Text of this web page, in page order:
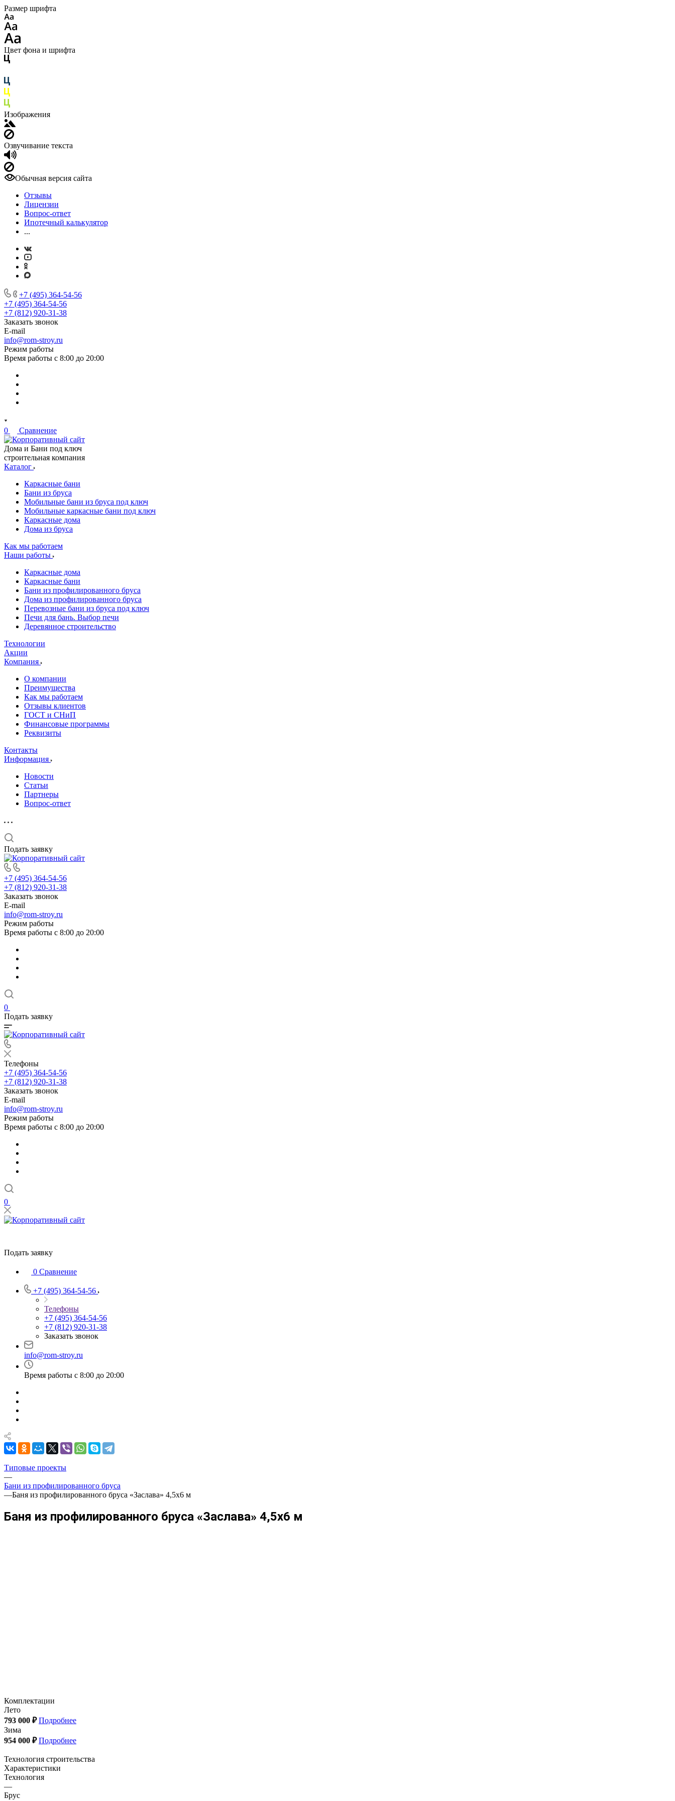
Размер шрифта
Цвет фона и шрифта
Изображения
Озвучивание текста
Обычная версия сайта
Отзывы
Лицензии
Вопрос-ответ
Ипотечный калькулятор
...
+7 (495) 364-54-56
+7 (495) 364-54-56
+7 (812) 920-31-38
Заказать звонок
E-mail
info@rom-stroy.ru
Режим работы
Время работы с 8:00 до 20:00
0 Сравнение
Дома и Бани под ключ
строительная компания
Каталог
Каркасные бани
Бани из бруса
Мобильные бани из бруса под ключ
Мобильные каркасные бани под ключ
Каркасные дома
Дома из бруса
Как мы работаем
Наши работы
Каркасные дома
Каркасные бани
Бани из профилированного бруса
Дома из профилированного бруса
Перевозные бани из бруса под ключ
Печи для бань. Выбор печи
Деревянное строительство
Технологии
Акции
Компания
О компании
Преимущества
Как мы работаем
Отзывы клиентов
ГОСТ и СНиП
Финансовые программы
Реквизиты
Контакты
Информация
Новости
Статьи
Партнеры
Вопрос-ответ
Подать заявку
+7 (495) 364-54-56
+7 (812) 920-31-38
Заказать звонок
E-mail
info@rom-stroy.ru
Режим работы
Время работы с 8:00 до 20:00
0
Подать заявку
Телефоны
+7 (495) 364-54-56
+7 (812) 920-31-38
Заказать звонок
E-mail
info@rom-stroy.ru
Режим работы
Время работы с 8:00 до 20:00
0
Подать заявку
0 Сравнение
+7 (495) 364-54-56
Телефоны
+7 (495) 364-54-56
+7 (812) 920-31-38
Заказать звонок
info@rom-stroy.ru
Время работы с 8:00 до 20:00
Типовые проекты
—
Бани из профилированного бруса
—Баня из профилированного бруса «Заслава» 4,5х6 м
Баня из профилированного бруса «Заслава» 4,5х6 м
Комплектации
Лето
793 000 ₽ Подробнее
Зима
954 000 ₽ Подробнее
Технология строительства
Характеристики
Технология
—
Брус